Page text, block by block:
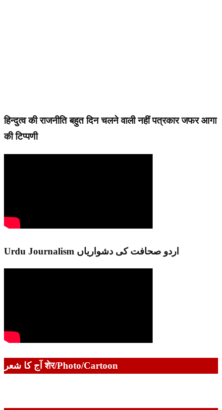
हिन्दुत्व की राजनीति बहुत दिन चलने वाली नहीं पत्रकार जफर आगा
की टिप्पणी
Urdu Journalism اردو صحافت کی دشواریاں
آج کا شعر शेर/Photo/Cartoon